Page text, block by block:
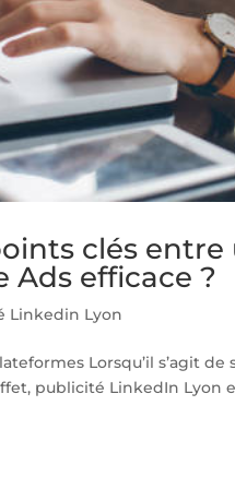
clés
Ads efficace ?
Linkedin Lyon
Lorsqu’il s’agit
publicité LinkedIn Lyon